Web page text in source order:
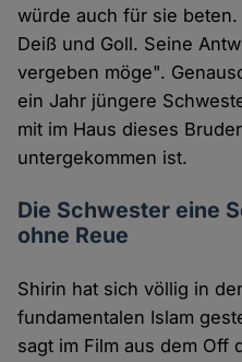
würde auch für sie
Deiß und Goll. Seine
vergeben möge".
ein Jahr jüngere
mit im Haus dieses
untergekommen ist.
Die Schwester eine
ohne Reue
Shirin hat sich völlig in
fundamentalen Islam
sagt im Film aus dem Off